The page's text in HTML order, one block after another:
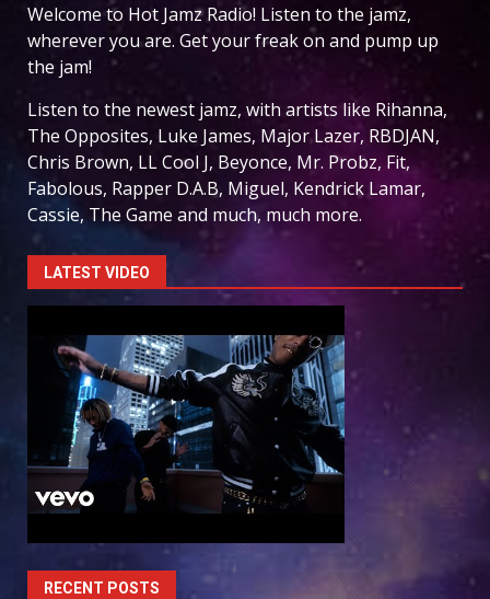
Welcome to Hot Jamz Radio! Listen to the jamz,
wherever you are. Get your freak on and pump up
the jam!
Listen to the newest jamz, with artists like Rihanna,
The Opposites, Luke James, Major Lazer, RBDJAN,
Chris Brown, LL Cool J, Beyonce, Mr. Probz, Fit,
Fabolous, Rapper D.A.B, Miguel, Kendrick Lamar,
Cassie, The Game and much, much more.
LATEST VIDEO
RECENT POSTS